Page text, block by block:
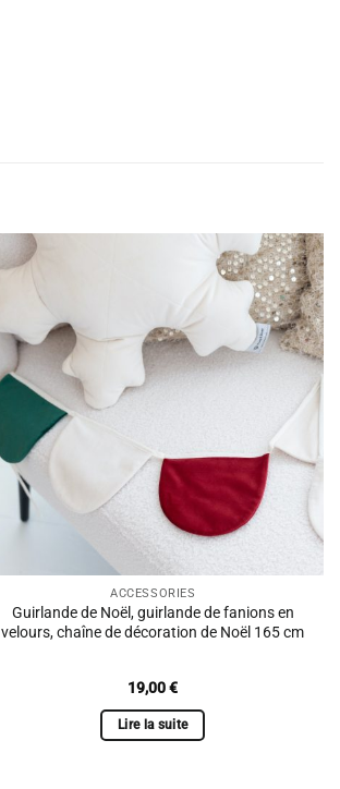
ACCESSORIES
Guirlande de Noël, guirlande de fanions en
velours, chaîne de décoration de Noël 165 cm
19,00€
Lire la suite